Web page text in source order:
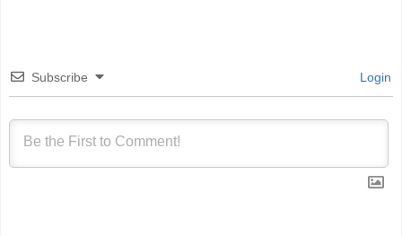
Subscribe Login